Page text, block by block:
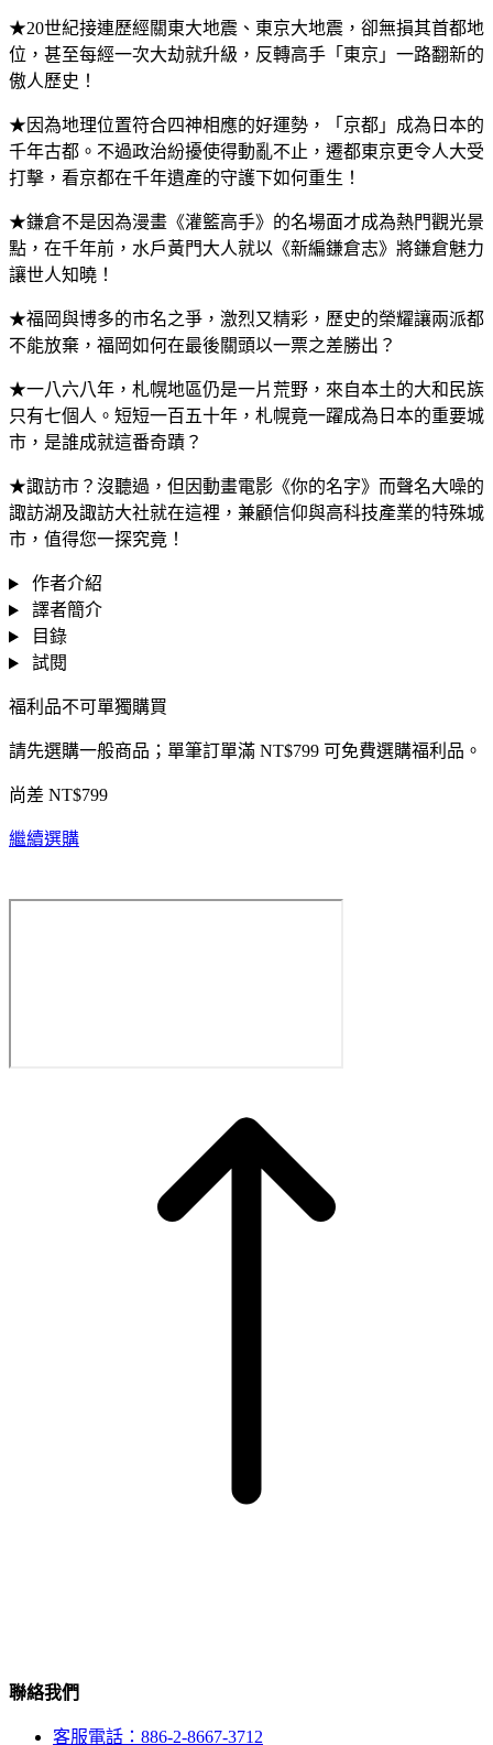
★20世紀接連歷經關東大地震、東京大地震，卻無損其首都地
位，甚至每經一次大劫就升級，反轉高手「東京」一路翻新的
傲人歷史！
★因為地理位置符合四神相應的好運勢，「京都」成為日本的
千年古都。不過政治紛擾使得動亂不止，遷都東京更令人大受
打擊，看京都在千年遺產的守護下如何重生！
★鎌倉不是因為漫畫《灌籃高手》的名場面才成為熱門觀光景
點，在千年前，水戶黃門大人就以《新編鎌倉志》將鎌倉魅力
讓世人知曉！
★福岡與博多的市名之爭，激烈又精彩，歷史的榮耀讓兩派都
不能放棄，福岡如何在最後關頭以一票之差勝出？
★一八六八年，札幌地區仍是一片荒野，來自本土的大和民族
只有七個人。短短一百五十年，札幌竟一躍成為日本的重要城
市，是誰成就這番奇蹟？
★諏訪市？沒聽過，但因動畫電影《你的名字》而聲名大噪的
諏訪湖及諏訪大社就在這裡，兼顧信仰與高科技產業的特殊城
市，值得您一探究竟！
作者介紹
譯者簡介
目錄
試閱
福利品不可單獨購買
請先選購一般商品；單筆訂單滿 NT$799 可免費選購福利品。
尚差 NT$799
繼續選購
聯絡我們
客服電話：886-2-8667-3712